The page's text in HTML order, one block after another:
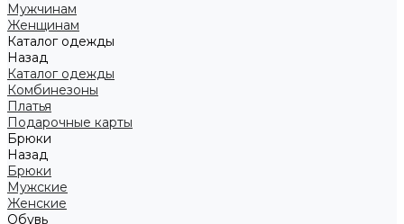
Мужчинам
Женщинам
Каталог одежды
Назад
Каталог одежды
Комбинезоны
Платья
Подарочные карты
Брюки
Назад
Брюки
Мужские
Женские
Обувь